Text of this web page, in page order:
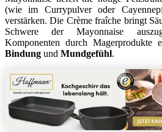
(wie im Currypulver oder
verstärken. Die Crème fraîche bringt
Schwere der Mayonnaise
Komponenten durch Magerprodukte
Bindung und Mundgefühl.